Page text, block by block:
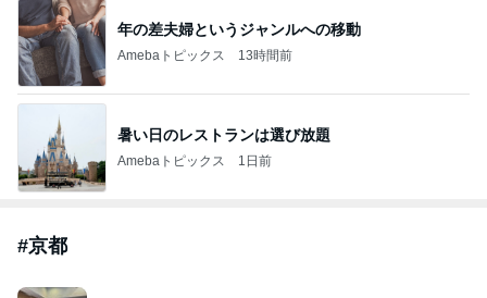
年の差夫婦というジャンルへの移動
Amebaトピックス 13時間前
暑い日のレストランは選び放題
Amebaトピックス 1日前
#京都